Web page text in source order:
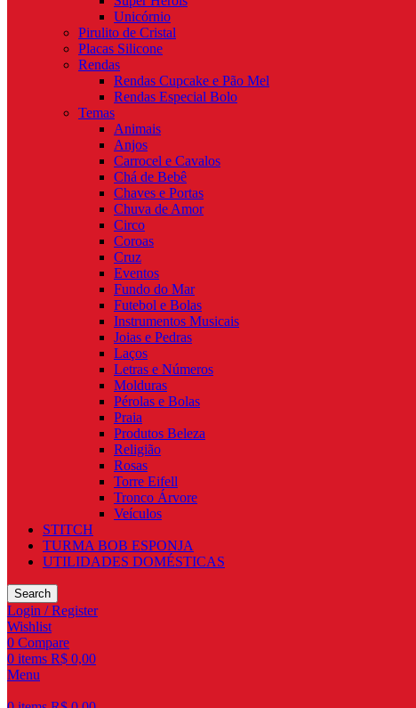
Unicórnio
Pirulito de Cristal
Placas Silicone
Rendas
Rendas Cupcake e Pão Mel
Rendas Especial Bolo
Temas
Animais
Anjos
Carrocel e Cavalos
Chá de Bebê
Chaves e Portas
Chuva de Amor
Circo
Coroas
Cruz
Eventos
Fundo do Mar
Futebol e Bolas
Instrumentos Musicais
Joias e Pedras
Laços
Letras e Números
Molduras
Pérolas e Bolas
Praia
Produtos Beleza
Religião
Rosas
Torre Eifell
Tronco Árvore
Veículos
STITCH
TURMA BOB ESPONJA
UTILIDADES DOMÉSTICAS
Search
Login / Register
Wishlist
0 Compare
0 items R$ 0,00
Menu